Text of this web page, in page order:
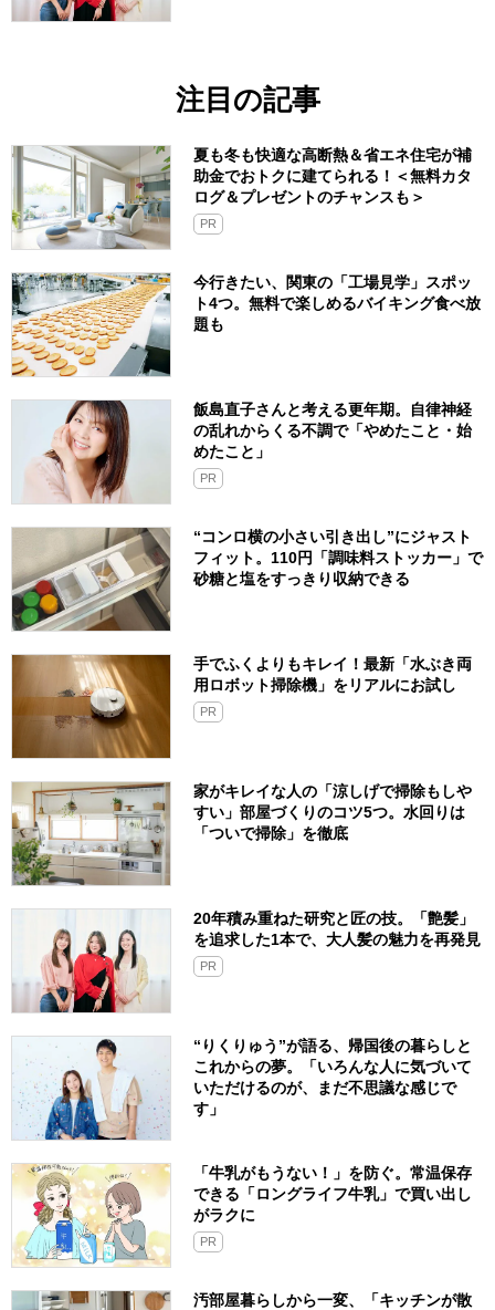
注目の記事
夏も冬も快適な高断熱＆省エネ住宅が補
助金でおトクに建てられる！＜無料カタ
ログ＆プレゼントのチャンスも＞
PR
今行きたい、関東の「工場見学」スポッ
ト4つ。無料で楽しめるバイキング食べ放
題も
飯島直子さんと考える更年期。自律神経
の乱れからくる不調で「やめたこと・始
めたこと」
PR
“コンロ横の小さい引き出し”にジャスト
フィット。110円「調味料ストッカー」で
砂糖と塩をすっきり収納できる
手でふくよりもキレイ！最新「水ぶき両
用ロボット掃除機」をリアルにお試し
PR
家がキレイな人の「涼しげで掃除もしや
すい」部屋づくりのコツ5つ。水回りは
「ついで掃除」を徹底
20年積み重ねた研究と匠の技。「艶髪」
を追求した1本で、大人髪の魅力を再発見
PR
“りくりゅう”が語る、帰国後の暮らしと
これからの夢。「いろんな人に気づいて
いただけるのが、まだ不思議な感じで
す」
「牛乳がもうない！」を防ぐ。常温保存
できる「ロングライフ牛乳」で買い出し
がラクに
PR
汚部屋暮らしから一変、「キッチンが散